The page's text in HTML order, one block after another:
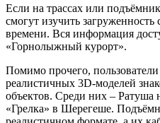
Если на трассах или
смогут изучить
времени. Вся информация
«Горнолыжный курорт».
Помимо прочего,
реалистичных 3D-моделей
объектов. Среди них – Ратуша
«Грелка» в Шерегеше.